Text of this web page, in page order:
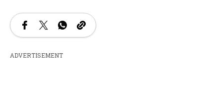
ADVERTISEMENT